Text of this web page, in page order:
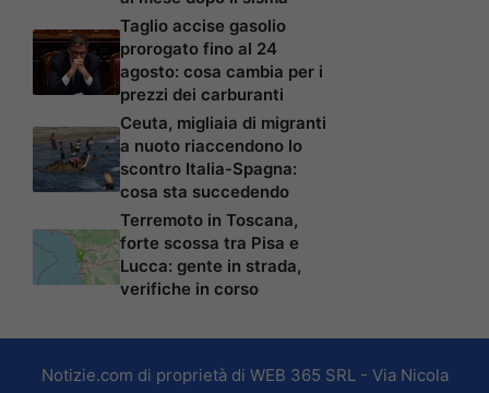
Taglio accise gasolio
prorogato fino al 24
agosto: cosa cambia per i
prezzi dei carburanti
Ceuta, migliaia di migranti
a nuoto riaccendono lo
scontro Italia-Spagna:
cosa sta succedendo
Terremoto in Toscana,
forte scossa tra Pisa e
Lucca: gente in strada,
verifiche in corso
Notizie.com di proprietà di WEB 365 SRL - Via Nicola